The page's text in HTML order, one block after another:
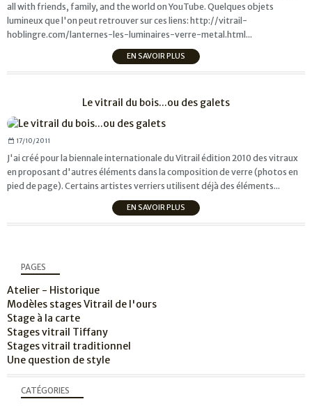
all with friends, family, and the world on YouTube. Quelques objets
lumineux que l'on peut retrouver sur ces liens: http://vitrail-
hoblingre.com/lanternes-les-luminaires-verre-metal.html...
EN SAVOIR PLUS
Le vitrail du bois...ou des galets
17/10/2011
J'ai créé pour la biennale internationale du Vitrail édition 2010 des vitraux
en proposant d'autres éléments dans la composition de verre (photos en
pied de page). Certains artistes verriers utilisent déjà des éléments...
EN SAVOIR PLUS
PAGES
Atelier - Historique
Modèles stages Vitrail de l'ours
Stage à la carte
Stages vitrail Tiffany
Stages vitrail traditionnel
Une question de style
CATÉGORIES